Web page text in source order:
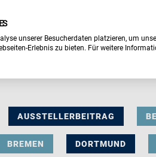
AUSSTELLERBEITRAG
BREMEN DORTMUND
unserer Besucherdaten platzieren, um
Erlebnis zu bieten. Für weitere